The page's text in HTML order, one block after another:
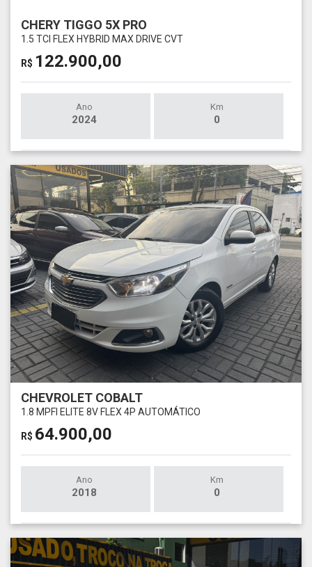
CHERY TIGGO 5X PRO
1.5 TCI FLEX HYBRID MAX DRIVE CVT
R$ 122.900,00
Ano
2024
Km
0
CHEVROLET COBALT
1.8 MPFI ELITE 8V FLEX 4P AUTOMÁTICO
R$ 64.900,00
Ano
2018
Km
0